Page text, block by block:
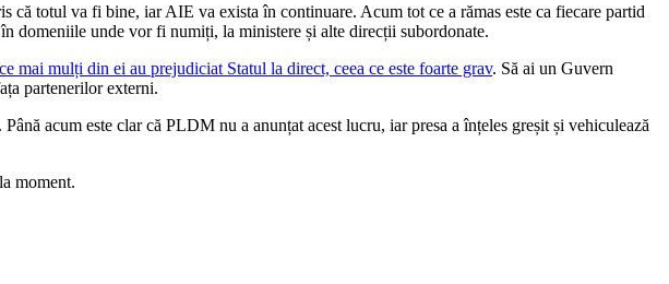
totul va fi bine, iar AIE va exista în continuare. Acum tot ce a rămas este ca fiecare partid
domeniile unde vor fi numiți, la ministere și alte direcții subordonate.
mai mulți din ei au prejudiciat Statul la direct, ceea ce este foarte grav. Să ai un Guvern
partenerilor externi.
acum este clar că PLDM nu a anunțat acest lucru, iar presa a înțeles greșit și vehiculează
moment.